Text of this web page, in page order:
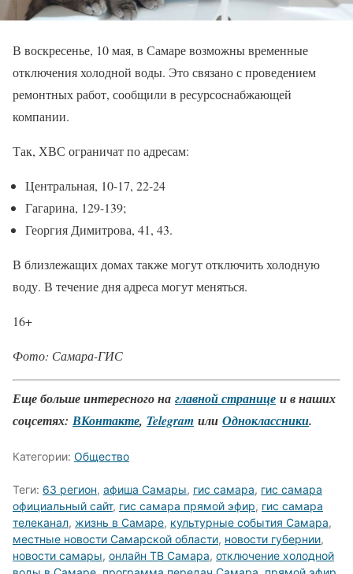
В воскресенье, 10 мая, в Самаре возможны временные
отключения холодной воды. Это связано с проведением
ремонтных работ, сообщили в ресурсоснабжающей
компании.
Так, ХВС ограничат по адресам:
Центральная, 10-17, 22-24
Гагарина, 129-139;
Георгия Димитрова, 41, 43.
В близлежащих домах также могут отключить холодную
воду. В течение дня адреса могут меняться.
16+
Фото: Самара-ГИС
Еще больше интересного на главной странице и в наших
соцсетях: ВКонтакте, Telegram или Одноклассники.
Категории: Общество
Теги: 63 регион, афиша Самары, гис самара, гис самара
официальный сайт, гис самара прямой эфир, гис самара
телеканал, жизнь в Самаре, культурные события Самара,
местные новости Самарской области, новости губернии,
новости самары, онлайн ТВ Самара, отключение холодной